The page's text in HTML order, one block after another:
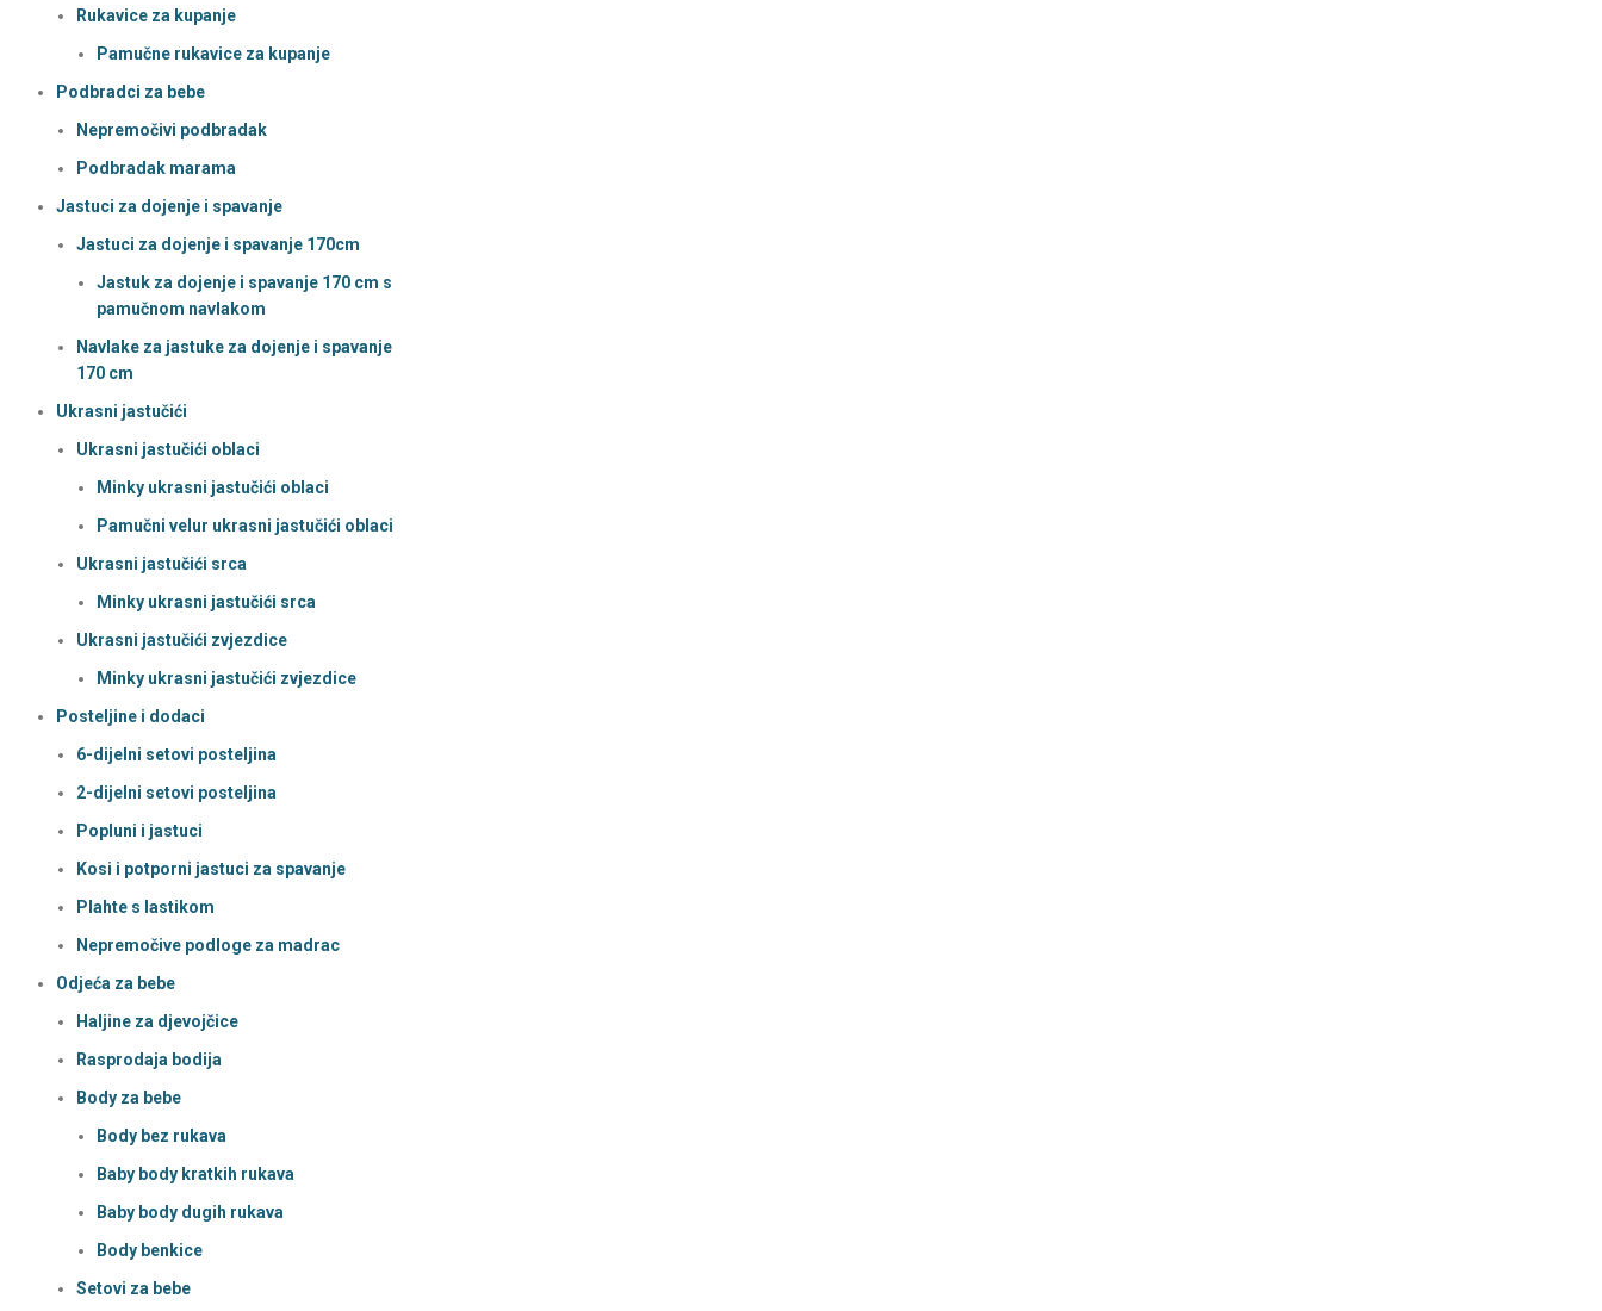
Rukavice za kupanje
Pamučne rukavice za kupanje
Podbradci za bebe
Nepremočivi podbradak
Podbradak marama
Jastuci za dojenje i spavanje
Jastuci za dojenje i spavanje 170cm
Jastuk za dojenje i spavanje 170 cm s
pamučnom navlakom
Navlake za jastuke za dojenje i spavanje
170 cm
Ukrasni jastučići
Ukrasni jastučići oblaci
Minky ukrasni jastučići oblaci
Pamučni velur ukrasni jastučići oblaci
Ukrasni jastučići srca
Minky ukrasni jastučići srca
Ukrasni jastučići zvjezdice
Minky ukrasni jastučići zvjezdice
Posteljine i dodaci
6-dijelni setovi posteljina
2-dijelni setovi posteljina
Popluni i jastuci
Kosi i potporni jastuci za spavanje
Plahte s lastikom
Nepremočive podloge za madrac
Odjeća za bebe
Haljine za djevojčice
Rasprodaja bodija
Body za bebe
Body bez rukava
Baby body kratkih rukava
Baby body dugih rukava
Body benkice
Setovi za bebe